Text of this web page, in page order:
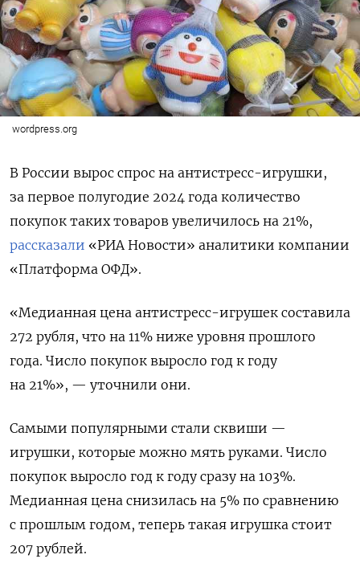
wordpress.org
В России вырос спрос на антистресс-игрушки,
за первое полугодие 2024 года количество
покупок таких товаров увеличилось на 21%,
рассказали «РИА Новости» аналитики компании
«Платформа ОФД».
«Медианная цена антистресс-игрушек составила
272 рубля, что на 11% ниже уровня прошлого
года. Число покупок выросло год к году
на 21%», — уточнили они.
Самыми популярными стали сквиши —
игрушки, которые можно мять руками. Число
покупок выросло год к году сразу на 103%.
Медианная цена снизилась на 5% по сравнению
с прошлым годом, теперь такая игрушка стоит
207 рублей.